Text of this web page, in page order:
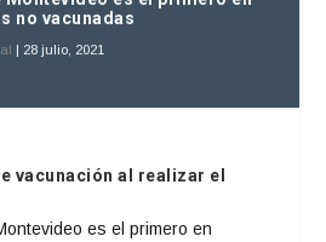
no vacunadas
| 28 julio, 2021
vacunación al realizar el
es el primero en